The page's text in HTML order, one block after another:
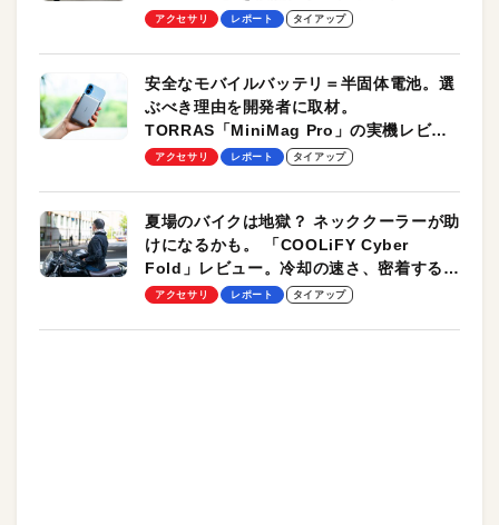
のモバイルユースに最適！
アクセサリ レポート タイアップ
安全なモバイルバッテリ＝半固体電池。選
ぶべき理由を開発者に取材。
TORRAS「MiniMag Pro」の実機レビュ
ーも
アクセサリ レポート タイアップ
夏場のバイクは地獄？ ネッククーラーが助
けになるかも。 「COOLiFY Cyber
Fold」レビュー。冷却の速さ、密着する冷
却プレート、シンプルな操作性がグッド！
アクセサリ レポート タイアップ